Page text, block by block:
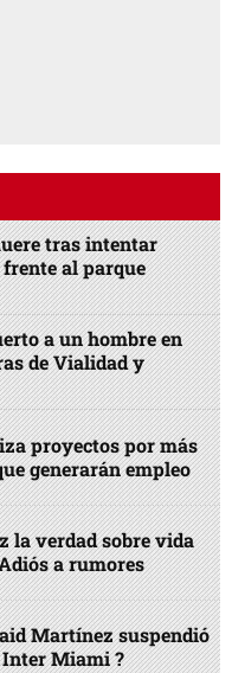
tras intentar
al parque
a un hombre en
de Vialidad y
proyectos por más
generarán empleo
la verdad sobre vida
a rumores
Martínez suspendió
Inter Miami ?